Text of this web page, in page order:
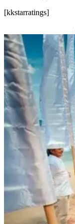
[kkstarratings]